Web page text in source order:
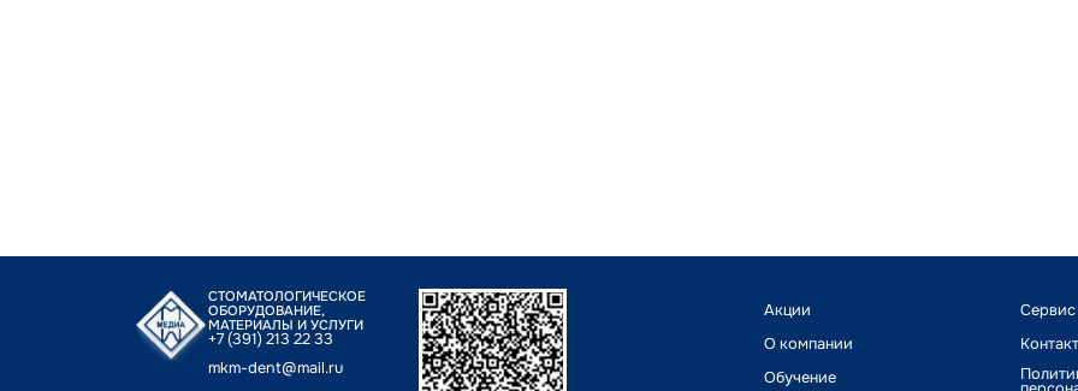
СТОМАТОЛОГИЧЕСКОЕ
ОБОРУДОВАНИЕ,
МАТЕРИАЛЫ И УСЛУГИ
+7 (391) 213 22 33
mkm-dent@mail.ru
Акции
О компании
Обучение
Сервис